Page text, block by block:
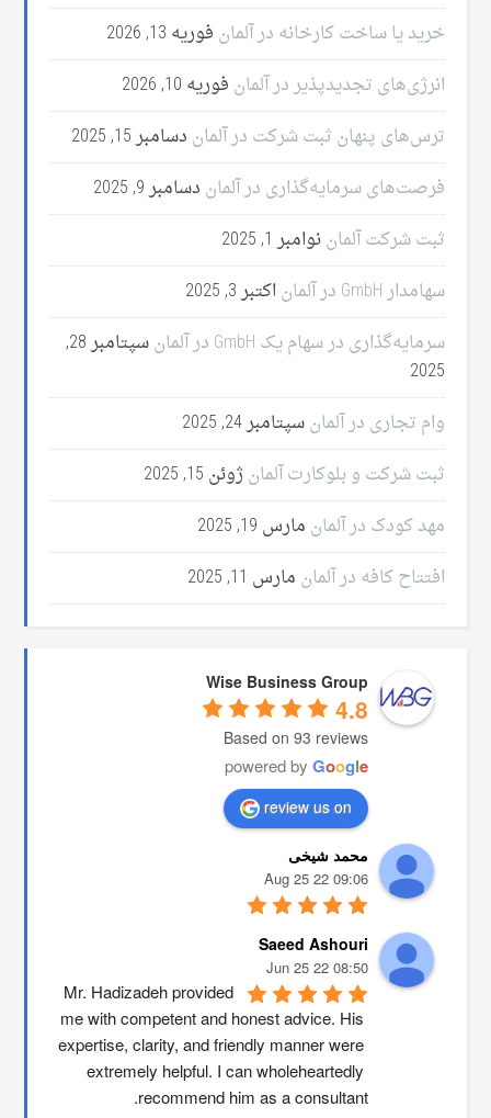
خرید یا ساخت کارخانه در آلمان فوریه 13, 2026
انرژی‌های تجدیدپذیر در آلمان فوریه 10, 2026
ترس‌های پنهان ثبت شرکت در آلمان دسامبر 15, 2025
فرصت‌های سرمایه‌گذاری در آلمان دسامبر 9, 2025
ثبت شرکت آلماننوامبر 1, 2025
سهامدار GmbH در آلمان
اکتبر 3, 2025
سرمایه‌گذاری در سهام یک GmbH در آلمان
سپتامبر 28,
2025
وام تجاری در آلمانسپتامبر 24, 2025
ثبت شرکت و بلوکارت آلمان ژوئن 15, 2025
مهد کودک در آلمان مارس 19, 2025
افتتاح کافه در آلمان مارس 11, 2025
Wise Business Group
4.8
Based on 93 reviews
powered by Google
review us on
محمد شیخی
09:06 22 Aug 25
Saeed Ashouri
08:50 22 Jun 25
Mr. Hadizadeh provided
me with competent and honest advice. His
expertise, clarity, and friendly manner were
extremely helpful. I can wholeheartedly
recommend him as a consultant.